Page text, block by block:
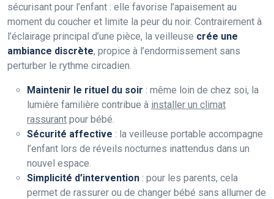
sécurisant pour l’enfant : elle favorise l’apaisement au
moment du coucher et limite la peur du noir. Contrairement à
l’éclairage principal d’une pièce, la veilleuse crée une
ambiance discrète, propice à l’endormissement sans
perturber le rythme circadien.
Maintenir le rituel du soir : même loin de chez soi, la
lumière familière contribue à installer un climat
rassurant pour bébé.
Sécurité affective : la veilleuse portable accompagne
l’enfant lors de réveils nocturnes inattendus dans un
nouvel espace.
Simplicité d’intervention : pour les parents, cela
permet de rassurer ou de changer bébé sans allumer de